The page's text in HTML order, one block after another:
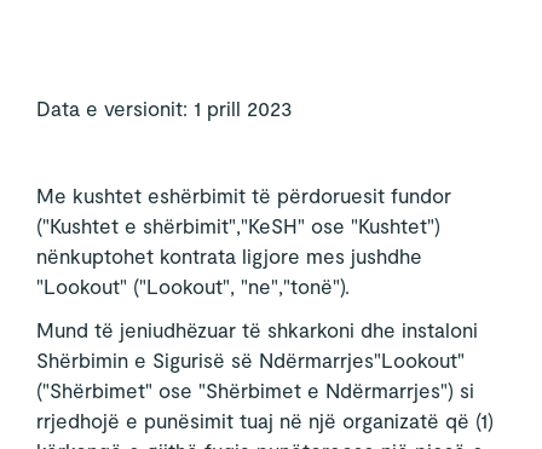
Data e versionit: 1 prill 2023
Me kushtet eshërbimit të përdoruesit fundor
("Kushtet e shërbimit","KeSH" ose "Kushtet")
nënkuptohet kontrata ligjore mes jushdhe
"Lookout" ("Lookout", "ne","tonë").
Mund të jeniudhëzuar të shkarkoni dhe instaloni
Shërbimin e Sigurisë së Ndërmarrjes"Lookout"
("Shërbimet" ose "Shërbimet e Ndërmarrjes") si
rrjedhojë e punësimit tuaj në një organizatë që (1)